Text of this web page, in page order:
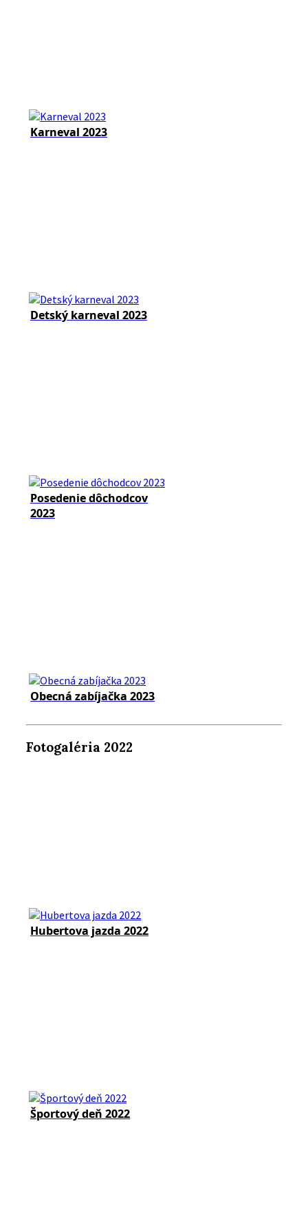
Karneval 2023
Detský karneval 2023
Posedenie dôchodcov
2023
Obecná zabíjačka 2023
Fotogaléria 2022
Hubertova jazda 2022
Športový deň 2022